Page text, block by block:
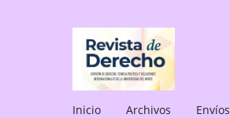
Inicio Archivos Envíos